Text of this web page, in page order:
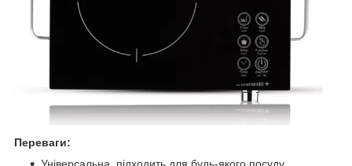
Переваги:
Універсальна, підходить для будь-якого посуду